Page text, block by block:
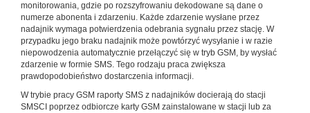
monitorowania, gdzie po rozszyfrowaniu dekodowane są dane o
numerze abonenta i zdarzeniu. Każde zdarzenie wysłane przez
nadajnik wymaga potwierdzenia odebrania sygnału przez stację. W
przypadku jego braku nadajnik może powtórzyć wysyłanie i w razie
niepowodzenia automatycznie przełączyć się w tryb GSM, by wysłać
zdarzenie w formie SMS. Tego rodzaju praca zwiększa
prawdopodobieństwo dostarczenia informacji.
W trybie pracy GSM raporty SMS z nadajników docierają do stacji
SMSCI poprzez odbiorcze karty GSM zainstalowane w stacji lub za